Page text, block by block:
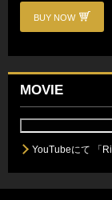
BUY NOW
MOVIE
YouTubeにて 「